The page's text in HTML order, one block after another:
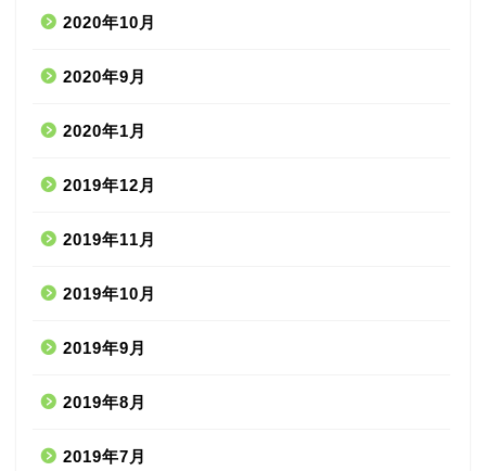
2020年10月
2020年9月
2020年1月
2019年12月
2019年11月
2019年10月
2019年9月
2019年8月
2019年7月